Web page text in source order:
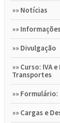
»» Notícias
»»
»» Divulgação
»» Curso: IVA
Transportes
»» Formulário:
»» Cargas e